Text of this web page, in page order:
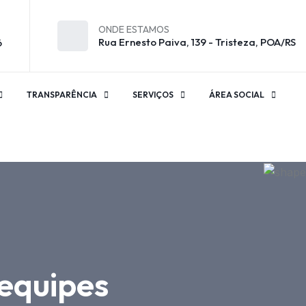
ONDE ESTAMOS
Rua Ernesto Paiva, 139 - Tristeza, POA/RS
TRANSPARÊNCIA SERVIÇOS ÁREA SOCIAL